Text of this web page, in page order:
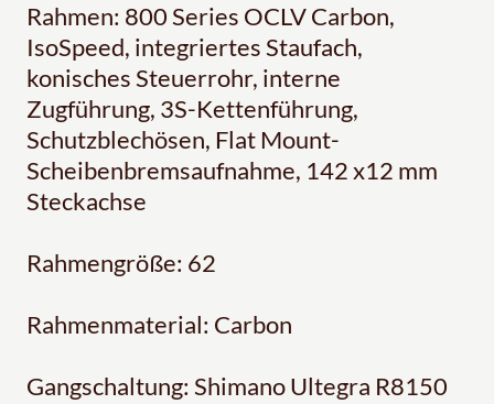
Rahmen: 800 Series OCLV Carbon,
IsoSpeed, integriertes Staufach,
konisches Steuerrohr, interne
Zugführung, 3S-Kettenführung,
Schutzblechösen, Flat Mount-
Scheibenbremsaufnahme, 142 x12 mm
Steckachse
Rahmengröße: 62
Rahmenmaterial: Carbon
Gangschaltung: Shimano Ultegra R8150